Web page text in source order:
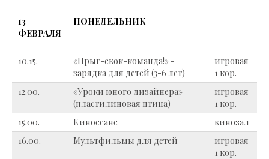
13
ФЕВРАЛЯ
ПОНЕДЕЛЬНИК
10.15.
«Прыг-скок-команда!» -
зарядка для детей (3-6 лет)
игровая
1 кор.
12.00.
«Уроки юного дизайнера»
(пластилиновая птица)
игровая
1 кор.
15.00.
Киносеанс
кинозал
16.00.
Мультфильмы для детей
игровая
1 кор.